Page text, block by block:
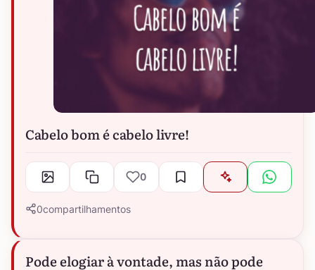
Cabelo bom é cabelo livre!
0
0compartilhamentos
Pode elogiar à vontade, mas não pode